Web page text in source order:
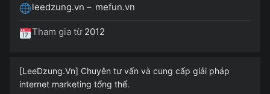
leedzung.vn – mefun.vn
Tham gia từ 2012
[LeeDzung.Vn] Chuyên tư vấn và cung cấp giải pháp
internet marketing tổng thể.